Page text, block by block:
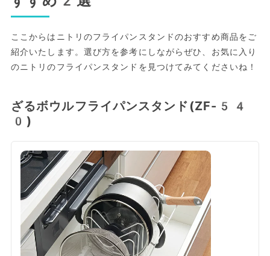
ここからはニトリのフライパンスタンドのおすすめ商品をご
紹介いたします。選び方を参考にしながらぜひ、お気に入り
のニトリのフライパンスタンドを見つけてみてくださいね！
ざるボウルフライパンスタンド(ZF-54
0)